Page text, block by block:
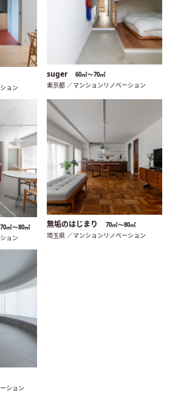
ョン
suger 60㎡〜70㎡
東京都 ／マンションリノベーション
70㎡〜80㎡
ョン
無垢のはじまり 70㎡〜80㎡
埼玉県 ／マンションリノベーション
ション